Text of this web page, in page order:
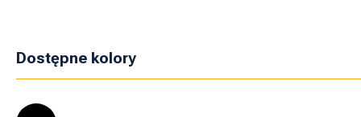
Dostępne kolory